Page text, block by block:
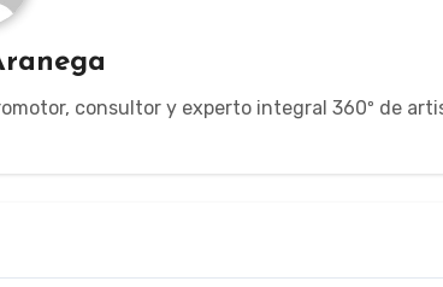
consultor y experto integral 360º de